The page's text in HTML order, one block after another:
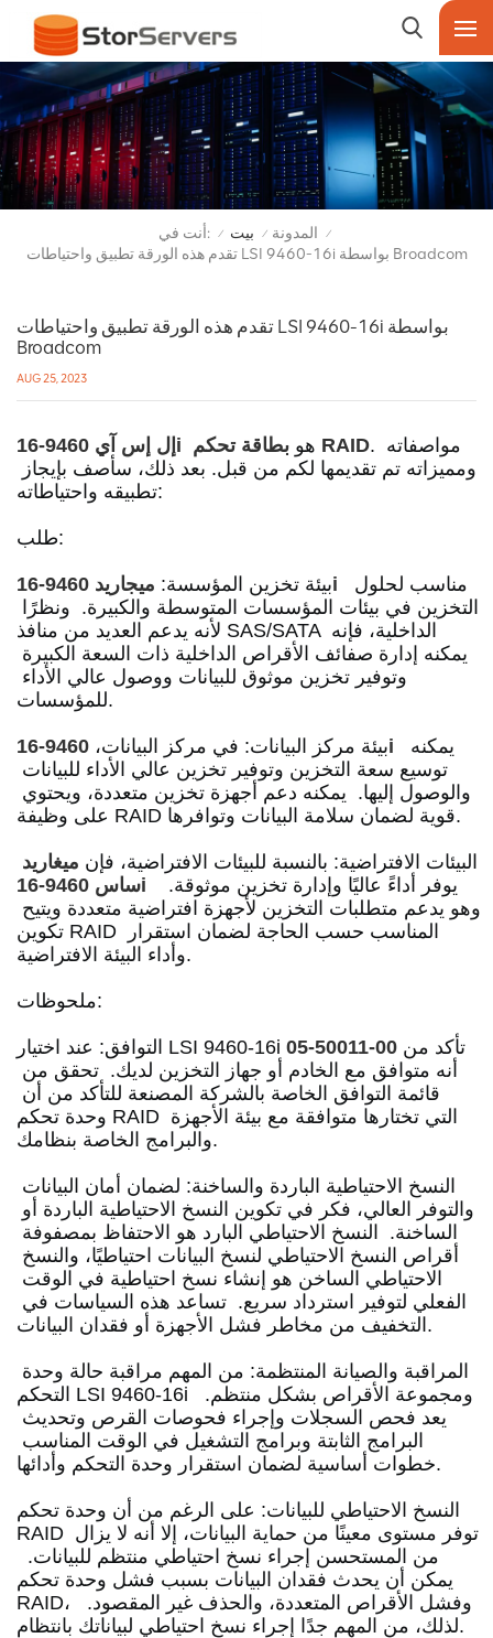
أنت في: / بيت / المدونة /
تقدم هذه الورقة تطبيق واحتياطات LSI 9460-16i بواسطة Broadcom
تقدم هذه الورقة تطبيق واحتياطات LSI 9460-16i بواسطة
Broadcom
AUG 25, 2023
إل إس آي 9460-16i
  هو
بطاقة تحكم RAID. مواصفاته
تطبيقه واحتياطاته:
طلب:
بيئة تخزين المؤسسة: ميجاريد 9460-16i
التخزين في بيئات المؤسسات المتوسطة والكبيرة.
لأنه يدعم العديد من منافذ SAS/SATA الداخلية، فإنه
للمؤسسات.
بيئة مركز البيانات: في مركز البيانات، 9460-16i
والوصول إليها.
على وظيفة RAID قوية لضمان سلامة البيانات وتوافرها.
البيئات الافتراضية: بالنسبة للبيئات الافتراضية، فإن
ساس 9460-16i
  يوفر أداءً عاليًا وإدارة تخزين موثوقة.
تكوين RAID المناسب حسب الحاجة لضمان استقرار
وأداء البيئة الافتراضية.
ملحوظات:
التوافق: عند اختيار LSI 9460-16i 05-50011-00
أنه متوافق مع الخادم أو جهاز التخزين لديك.
وحدة تحكم RAID التي تختارها متوافقة مع بيئة الأجهزة
والبرامج الخاصة بنظامك.
الساخنة.
الفعلي لتوفير استرداد سريع.
التخفيف من مخاطر فشل الأجهزة أو فقدان البيانات.
التحكم LSI 9460-16i ومجموعة الأقراص بشكل منتظم.
خطوات أساسية لضمان استقرار وحدة التحكم وأدائها.
النسخ الاحتياطي للبيانات: على الرغم من أن وحدة تحكم
RAID توفر مستوى معينًا من حماية البيانات، إلا أنه لا يزال
من المستحسن إجراء نسخ احتياطي منتظم للبيانات.
يمكن أن يحدث فقدان البيانات بسبب فشل وحدة تحكم
RAID، وفشل الأقراص المتعددة، والحذف غير المقصود.
لذلك، من المهم جدًا إجراء نسخ احتياطي لبياناتك بانتظام.